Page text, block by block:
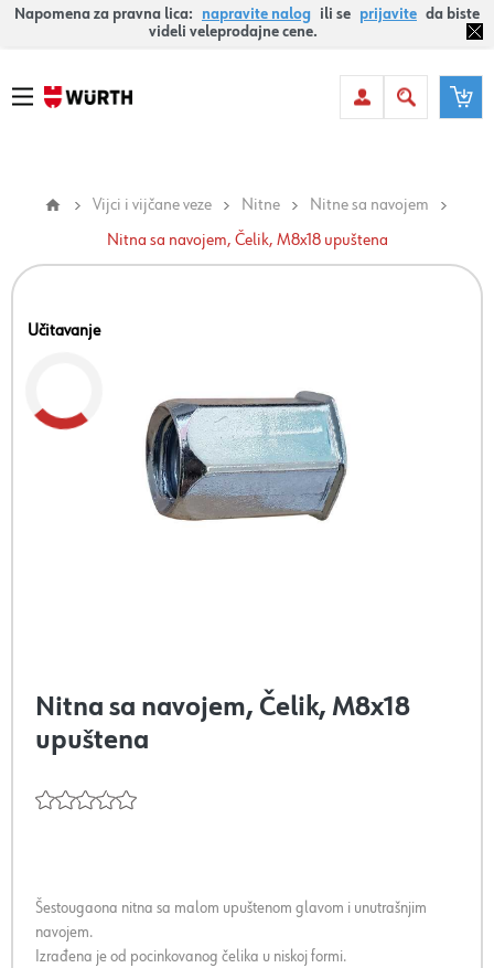
Napomena za pravna lica: napravite nalog ili se prijavite da biste
videli veleprodajne cene.
Vijci i vijčane veze Nitne
Nitne sa navojem
Nitna sa navojem, Čelik, M8x18 upuštena
Učitavanje
Nitna sa navojem, Čelik, M8x18
upuštena
Šestougaona nitna sa malom upuštenom glavom i unutrašnjim
navojem.
Izrađena je od pocinkovanog čelika u niskoj formi.